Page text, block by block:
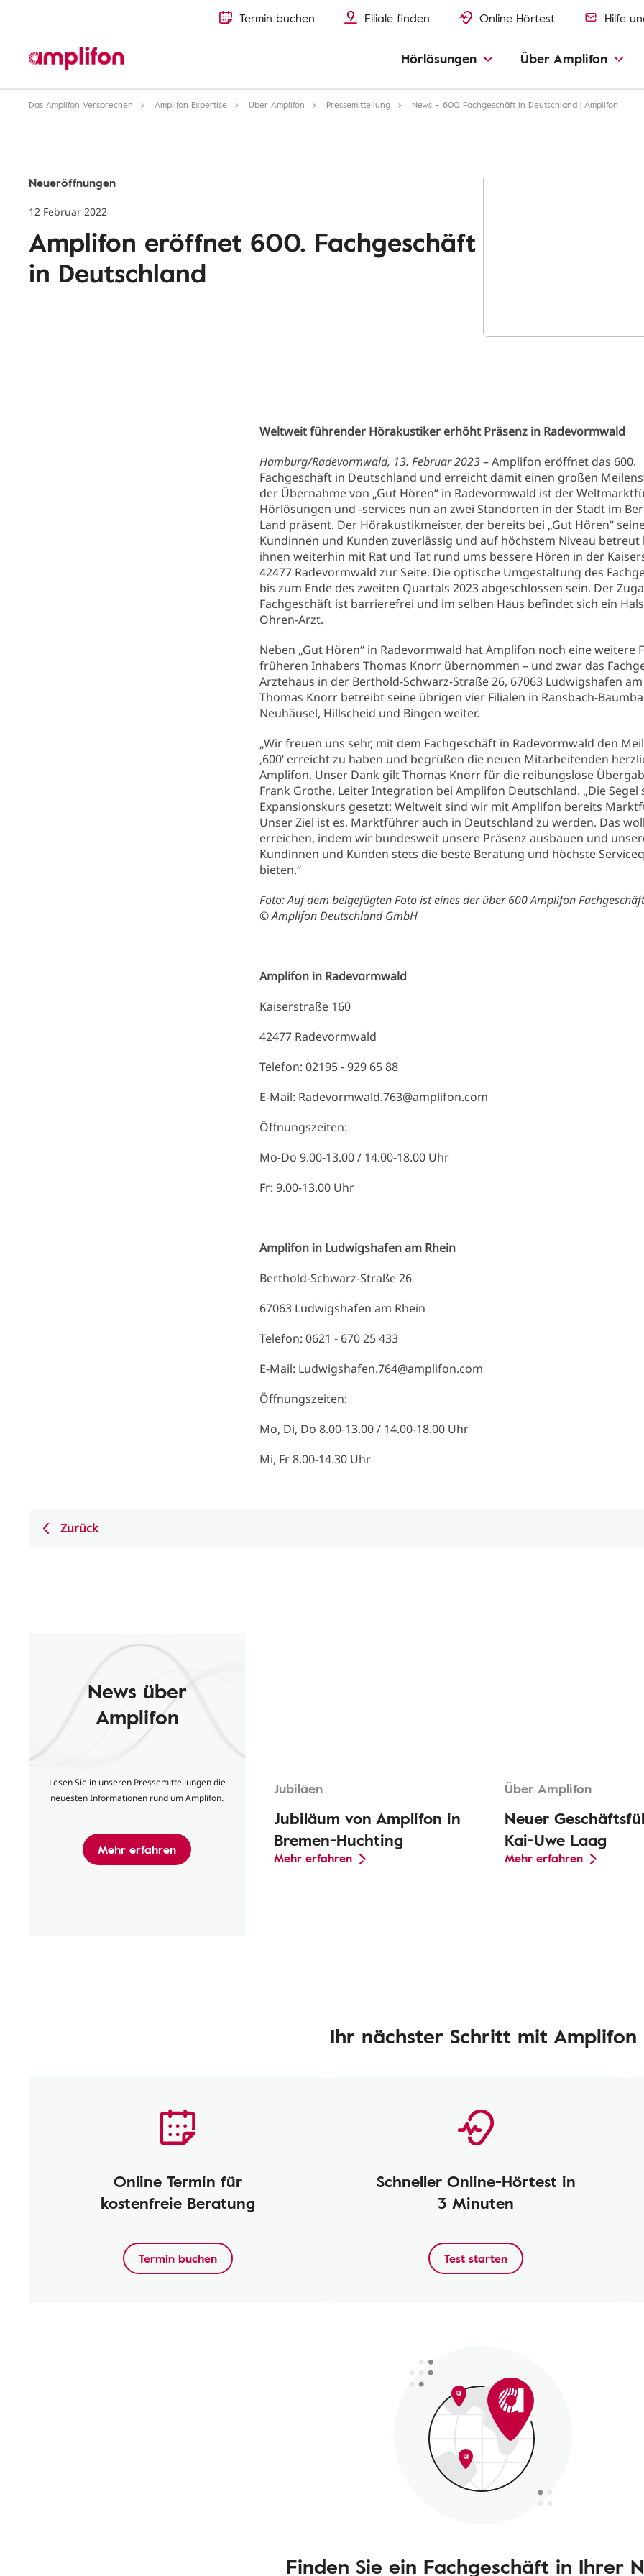
Termin buchen Filiale finden Online Hörtest Hilfe
Hörlösungen Über Amplifon
Das Amplifon Versprechen Amplifon Expertise Über Amplifon Pressemitteilung News – 600. Fachgeschäft in Deutschland | Amplifon
Neueröffnungen
12 Februar 2022
Amplifon eröffnet 600. Fachgeschäft
in Deutschland
Weltweit führender Hörakustiker erhöht Präsenz in Radevormwald
Hamburg/Radevormwald, 13. Februar 2023– Amplifon eröffnet das 600.
Fachgeschäft in Deutschland und erreicht damit einen großen
der Übernahme von „Gut Hören“ in Radevormwald ist der
Hörlösungen und -services nun an zwei Standorten in der Stadt im
Land präsent. Der Hörakustikmeister, der bereits bei „Gut Hören“
Kundinnen und Kunden zuverlässig und auf höchstem Niveau betreut
ihnen weiterhin mit Rat und Tat rund ums bessere Hören in der
42477 Radevormwald zur Seite. Die optische Umgestaltung des
bis zum Ende des zweiten Quartals 2023 abgeschlossen sein. Der
Fachgeschäft ist barrierefrei und im selben Haus befindet sich ein
Ohren-Arzt.
Neben „Gut Hören“ in Radevormwald hat Amplifon noch eine weitere
früheren Inhabers Thomas Knorr übernommen – und zwar das
Ärztehaus in der Berthold-Schwarz-Straße 26, 67063 Ludwigshafen am
Thomas Knorr betreibt seine übrigen vier Filialen in Ransbach-
Neuhäusel, Hillscheid und Bingen weiter.
„Wir freuen uns sehr, mit dem Fachgeschäft in Radevormwald den
‚600‘ erreicht zu haben und begrüßen die neuen Mitarbeitenden
Amplifon. Unser Dank gilt Thomas Knorr für die reibungslose
Frank Grothe, Leiter Integration bei Amplifon Deutschland. „Die Segel
Expansionskurs gesetzt: Weltweit sind wir mit Amplifon bereits
Unser Ziel ist es, Marktführer auch in Deutschland zu werden. Das
erreichen, indem wir bundesweit unsere Präsenz ausbauen und
Kundinnen und Kunden stets die beste Beratung und höchste
bieten.“
Foto: Auf dem beigefügten Foto ist eines der über 600 Amplifon
© Amplifon Deutschland GmbH
Amplifon in Radevormwald
Kaiserstraße 160
42477 Radevormwald
Telefon: 02195 - 929 65 88
E-Mail: Radevormwald.763@amplifon.com
Öffnungszeiten:
Mo-Do 9.00-13.00 / 14.00-18.00 Uhr
Fr: 9.00-13.00 Uhr
Amplifon in Ludwigshafen am Rhein
Berthold-Schwarz-Straße 26
67063 Ludwigshafen am Rhein
Telefon: 0621 - 670 25 433
E-Mail: Ludwigshafen.764@amplifon.com
Öffnungszeiten:
Mo, Di, Do 8.00-13.00 / 14.00-18.00 Uhr
Mi, Fr 8.00-14.30 Uhr
Zurück
News über
Amplifon
Lesen Sie in unseren Pressemitteilungen die
neuesten Informationen rund um Amplifon.
Mehr erfahren
Jubiläen
Jubiläum von Amplifon in
Bremen-Huchting
Mehr erfahren
Über Amplifon
Neuer
Kai-Uwe Laag
Mehr erfahren
Ihr nächster Schritt mit Amplifon
Online Termin für
kostenfreie Beratung
Termin buchen
Schneller Online-Hörtest in
3 Minuten
Test starten
Finden Sie ein Fachgeschäft in Ihrer